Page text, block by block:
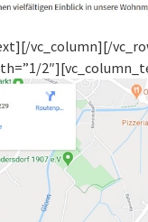
vc_column][/